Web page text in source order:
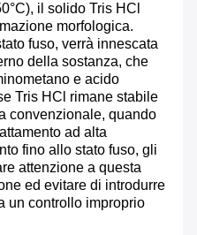
il solido Tris HCl
morfologica.
fuso, verrà innescata
della sostanza, che
e acido
Tris HCl rimane stabile
convenzionale, quando
ad alta
fino allo stato fuso, gli
attenzione a questa
ed evitare di introdurre
un controllo improprio